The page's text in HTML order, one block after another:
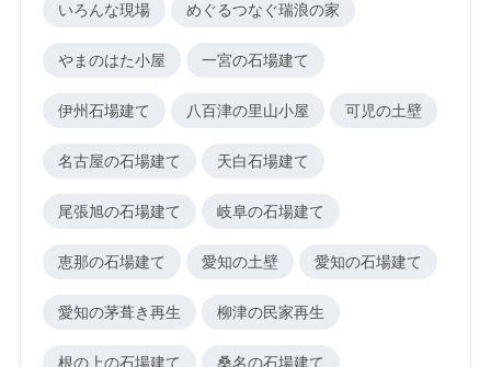
いろんな現場 めぐるつなぐ瑞浪の家
やまのはた小屋 一宮の石場建て
伊州石場建て 八百津の里山小屋 可児の土壁
名古屋の石場建て 天白石場建て
尾張旭の石場建て 岐阜の石場建て
恵那の石場建て 愛知の土壁 愛知の石場建て
愛知の茅葺き再生 柳津の民家再生
根の上の石場建て 桑名の石場建て